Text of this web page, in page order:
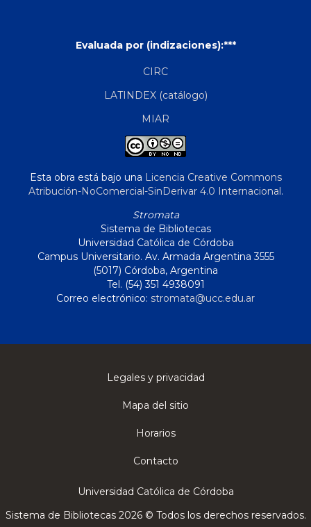
Evaluada por (indizaciones):***
CIRC
LATINDEX (catálogo)
MIAR
Esta obra está bajo una Licencia Creative Commons
Atribución-NoComercial-SinDerivar 4.0 Internacional.
Stromata
Sistema de Bibliotecas
Universidad Católica de Córdoba
Campus Universitario. Av. Armada Argentina 3555
(5017) Córdoba, Argentina
Tel. (54) 351 4938091
Correo electrónico: stromata@ucc.edu.ar
Legales y privacidad
Mapa del sitio
Horarios
Contacto
Universidad Católica de Córdoba
Sistema de Bibliotecas 2026 © Todos los derechos reservados.